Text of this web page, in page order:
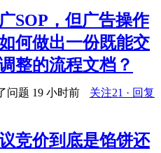
SOP，但广告操作
何做出一份既能交
整的流程文档？
问题 19 小时前
关注21 · 回复
竞价到底是馅饼还